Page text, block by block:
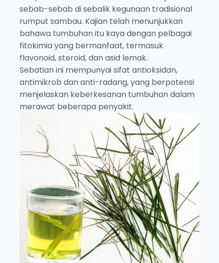
sebab-sebab di sebalik kegunaan tradisional
rumput sambau. Kajian telah menunjukkan
bahawa tumbuhan itu kaya dengan pelbagai
fitokimia yang bermanfaat, termasuk
flavonoid, steroid, dan asid lemak.
Sebatian ini mempunyai sifat antioksidan,
antimikrob dan anti-radang, yang berpotensi
menjelaskan keberkesanan tumbuhan dalam
merawat beberapa penyakit.